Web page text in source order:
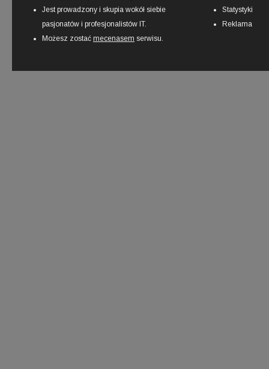
Jest prowadzony i skupia wokół siebie
pasjonatów i profesjonalistów IT.
Możesz zostać mecenasem serwisu.
Statystyki
Reklama